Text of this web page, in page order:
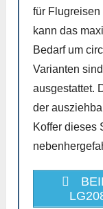
für
kann das
Bedarf um
Varianten
ausgestattet.
der
Koffer dieses